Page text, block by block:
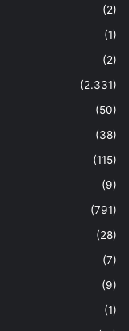
(2)
(1)
(2)
(2.331)
(50)
(38)
(115)
(9)
(791)
(28)
(7)
(9)
(1)